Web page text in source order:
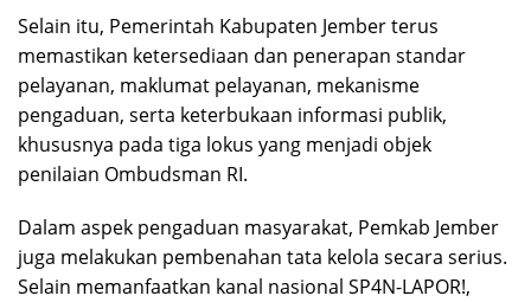
Selain itu, Pemerintah Kabupaten Jember terus
memastikan ketersediaan dan penerapan standar
pelayanan, maklumat pelayanan, mekanisme
pengaduan, serta keterbukaan informasi publik,
khususnya pada tiga lokus yang menjadi objek
penilaian Ombudsman RI.
Dalam aspek pengaduan masyarakat, Pemkab Jember
juga melakukan pembenahan tata kelola secara serius.
Selain memanfaatkan kanal nasional SP4N-LAPOR!,